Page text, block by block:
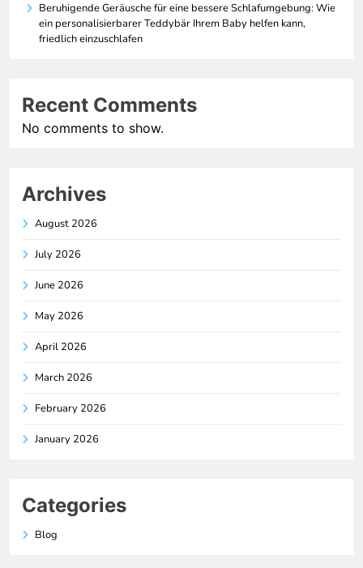
Beruhigende Geräusche für eine bessere Schlafumgebung: Wie
ein personalisierbarer Teddybär Ihrem Baby helfen kann,
friedlich einzuschlafen
Recent Comments
No comments to show.
Archives
August 2026
July 2026
June 2026
May 2026
April 2026
March 2026
February 2026
January 2026
Categories
Blog